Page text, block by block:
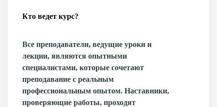
Кто ведет курс?
Все преподаватели, ведущие уроки и
лекции, являются опытными
специалистами, которые сочетают
преподавание с реальным
профессиональным опытом. Наставники,
проверяющие работы, проходят